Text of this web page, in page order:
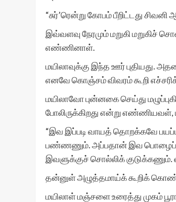
“சுர்’ரென்று கோபம் பீறிட்டது
இவ்வளவு நேரமும் மறுகி
எண்ணினாள்.
மயிலாவுக்கு இந்த ஊர் புதியது.
எனவே கொஞ்சம் விவரம் கூறி
மயிலாவோ புன்னகை செய்து
போலிருக்கிறது என்று எண்ணியவள்,
“இவ இப்படி வாயத் தொறக்கவே
பண்ணணும். அப்பதான் இவ
இவளுக்குச் சொல்லிக் குடுக்கணும்.
தன்னுள் அழுத்தமாய்க் கூறிக்
மயிலாள் மஞ்சளை உரைத்து முகம்